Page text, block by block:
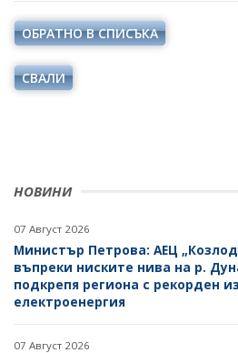
НОВИНИ
07 Август 2026
Министър Петрова: АЕЦ
въпреки ниските нива на р.
подкрепя региона с рекорден
електроенергия
07 Август 2026
ОДИТЕН КОМИТЕТ
БЮДЖЕТ
ОТКРИТО УПРАВЛЕНИЕ
ОБЯВИ ЗА КОНКУРСИ
РЕЗУЛТАТИ ОТ КОНКУРСИТЕ
КОНКУРСИ ЗА ИЗБОР НА
ЕНЕРГИЙНИТЕ ДРУЖЕСТВА
ОРГАНИ НА ЕНЕРГИЙНИТЕ
ДИРЕКТИВИ И РЕГЛАМЕНТИ
НАРЕДБИ
ЗАПОВЕДИ И АКТОВЕ
ВРЪЗКИ
ИНСТИТУЦИИ
ВТОРОСТЕПЕННИ
БГ ПРЕДСЕДАТЕЛСТВО НА
ОБРАТНО В СПИСЪКА
СВАЛИ